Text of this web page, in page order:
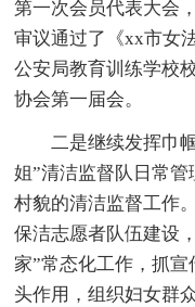
第一次会员代表大会
审议通过了《xx市女
公安局教育训练学校
协会第一届会。
二是继续发挥巾
姐”清洁监督队日常
村貌的清洁监督工作
保洁志愿者队伍建设
家”常态化工作，抓
头作用，组织妇女群